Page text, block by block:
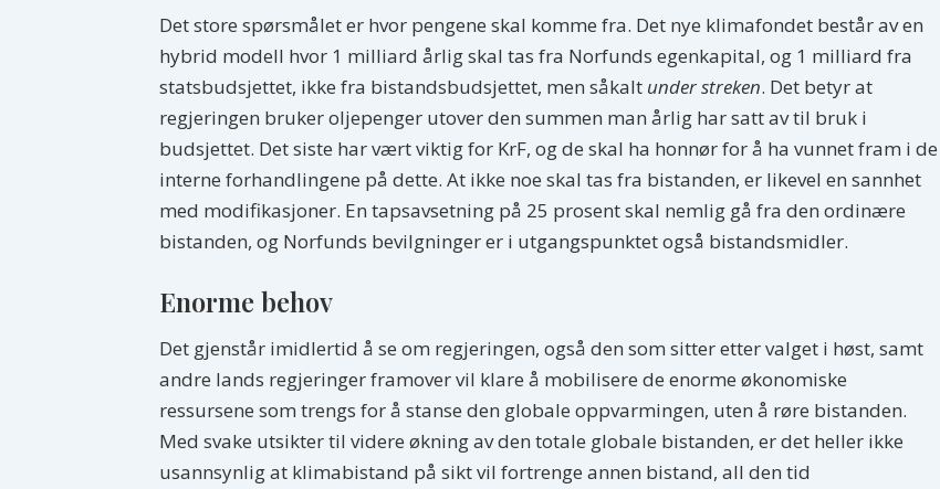
Det store spørsmålet er hvor pengene skal komme fra. Det nye klimafondet består av en
hybrid modell hvor 1 milliard årlig skal tas fra Norfunds egenkapital, og 1 milliard fra
statsbudsjettet, ikke fra bistandsbudsjettet, men såkalt under streken. Det betyr at
regjeringen bruker oljepenger utover den summen man årlig har satt av til bruk i
budsjettet. Det siste har vært viktig for KrF, og de skal ha honnør for å ha vunnet fram i de
interne forhandlingene på dette. At ikke noe skal tas fra bistanden, er likevel en sannhet
med modifikasjoner. En tapsavsetning på 25 prosent skal nemlig gå fra den ordinære
bistanden, og Norfunds bevilgninger er i utgangspunktet også bistandsmidler.
Enorme behov
Det gjenstår imidlertid å se om regjeringen, også den som sitter etter valget i høst, samt
andre lands regjeringer framover vil klare å mobilisere de enorme økonomiske
ressursene som trengs for å stanse den globale oppvarmingen, uten å røre bistanden.
Med svake utsikter til videre økning av den totale globale bistanden, er det heller ikke
usannsynlig at klimabistand på sikt vil fortrenge annen bistand, all den tid